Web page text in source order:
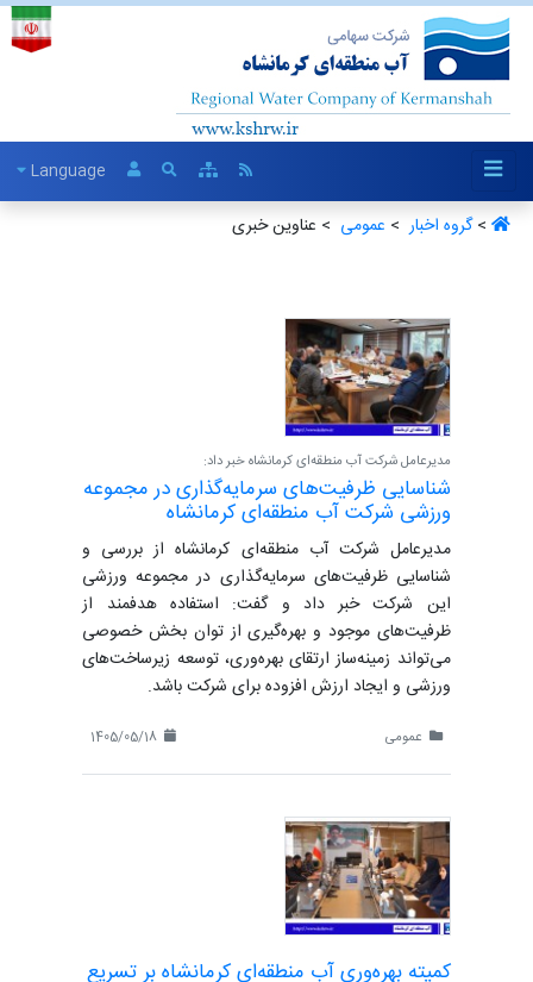
Language
>گروه اخبار ‏ > عمومی ‏ > عناوین خبری
مدیرعامل شرکت آب منطقه‌ای کرمانشاه خبر داد:
شناسایی ظرفیت‌های سرمایه‌گذاری در مجموعه
ورزشی شرکت آب منطقه‌ای کرمانشاه
مدیرعامل شرکت آب منطقه‌ای کرمانشاه از بررسی و
شناسایی ظرفیت‌های سرمایه‌گذاری در مجموعه ورزشی
این شرکت خبر داد و گفت: استفاده هدفمند از
ظرفیت‌های موجود و بهره‌گیری از توان بخش خصوصی
می‌تواند زمینه‌ساز ارتقای بهره‌وری، توسعه زیرساخت‌های
ورزشی و ایجاد ارزش افزوده برای شرکت باشد.
عمومی
کمیته بهره‌وری آب منطقه‌ای کرمانشاه بر تسریع